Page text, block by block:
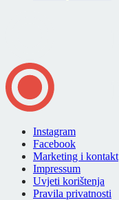
Instagram
Facebook
Marketing i kontakt
Impressum
Uvjeti korištenja
Pravila privatnosti